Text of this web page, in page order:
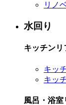
リノ
水回り
キッチンリ
キッ
キッ
風呂・浴室